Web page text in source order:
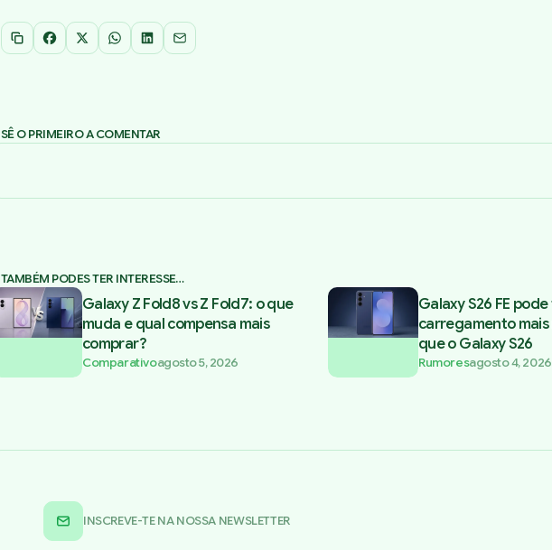
Copiar link
Facebook
X WhatsApp
LinkedInEmail
SÊ O PRIMEIRO A COMENTAR
TAMBÉM PODES TER INTERESSE…
Galaxy Z Fold8 vs Z Fold7: o que
muda e qual compensa mais
comprar?
Comparativoagosto 5, 2026
Galaxy S26 FE
carregamento
que o Galaxy S26
Rumoresagosto 4, 2026
INSCREVE-TE NA NOSSA NEWSLETTER